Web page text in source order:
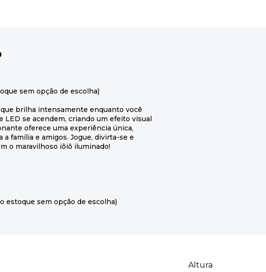
sem opção de escolha)
brilha intensamente enquanto você
LED se acendem, criando um efeito visual
oferece uma experiência única,
família e amigos. Jogue, divirta-se e
o maravilhoso iôiô iluminado!
estoque sem opção de escolha)
Altura